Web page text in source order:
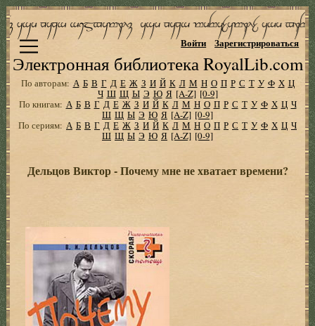
Электронная библиотека RoyalLib.com
Войти Зарегистрироваться
По авторам: А Б В Г Д Е Ж З И Й К Л М Н О П Р С Т У Ф Х Ц
Ч Ш Щ Ы Э Ю Я [A-Z] [0-9]
По книгам: А Б В Г Д Е Ж З И Й К Л М Н О П Р С Т У Ф Х Ц Ч
Ш Щ Ы Э Ю Я [A-Z] [0-9]
По сериям: А Б В Г Д Е Ж З И Й К Л М Н О П Р С Т У Ф Х Ц Ч
Ш Щ Ы Э Ю Я [A-Z] [0-9]
Дельцов Виктор - Почему мне не хватает времени?